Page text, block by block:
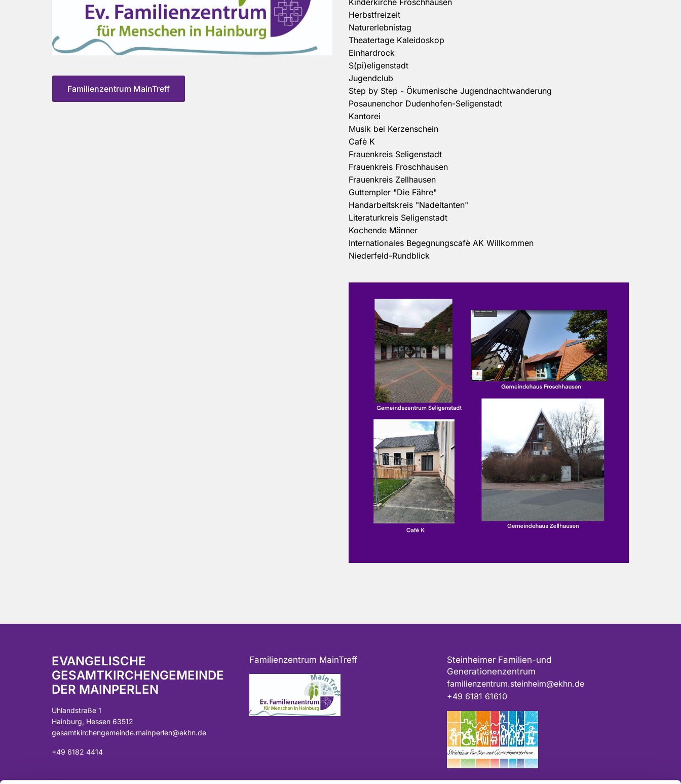
Familienzentrum MainTreff
Kinderkirche Froschhausen
Herbstfreizeit
Naturerlebnistag
Theatertage Kaleidoskop
Einhardrock
S(pi)eligenstadt
Jugendclub
Step by Step - Ökumenische Jugendnachtwanderung
Posaunenchor Dudenhofen-Seligenstadt
Kantorei
Musik bei Kerzenschein
Cafè K
Frauenkreis Seligenstadt
Frauenkreis Froschhausen
Frauenkreis Zellhausen
Guttempler "Die Fähre"
Handarbeitskreis "Nadeltanten"
Literaturkreis Seligenstadt
Kochende Männer
Internationales Begegnungscafè AK Willkommen
Niederfeld-Rundblick
EVANGELISCHE
GESAMTKIRCHENGEMEINDE
DER MAINPERLEN
Uhlandstraße 1
Hainburg, Hessen 63512
gesamtkirchengemeinde.mainperlen@ekhn.de
+49 6182 4414
Familienzentrum MainTreff
Steinheimer Familien-und
Generationenzentrum
familienzentrum.steinheim@ekhn.de
+49 6181 61610